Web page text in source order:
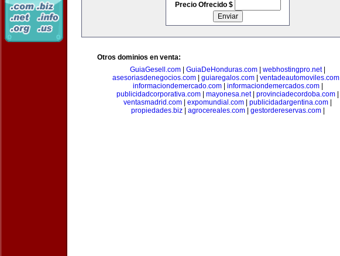
Precio Ofrecido $
Otros dominios en venta:
GuiaGesell.com
GuiaDeHonduras.com webhostingpro.net|
asesoriasdenegocios.com
guiaregalos.com ventadeautomoviles.com
informaciondemercado.com| informaciondemercados.com|
publicidadcorporativa.com
mayonesa.net| provinciadecordoba.com
ventasmadrid.com
expomundial.com publicidadargentina.com
propiedades.biz| agrocereales.com| gestordereservas.com|